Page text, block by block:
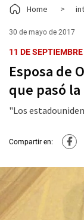
Home >
30 de mayo de 2017
11 DE SEPTIEMBRE
Esposa de
que pasó
"Los
Compartir en: